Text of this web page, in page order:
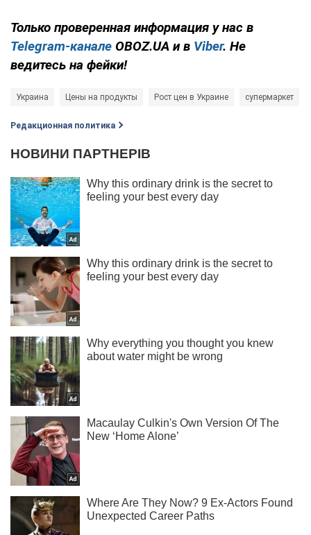
Только проверенная информация у нас в
Telegram-канале OBOZ.UA и в Viber. Не
ведитесь на фейки!
Украина Цены на продукты Рост цен в Украине супермаркет
Редакционная политика